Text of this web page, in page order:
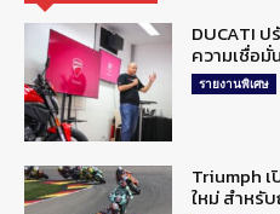
DUCATI
ความเชื่อ
รายงานพิเศษ
Triumph
ใหม่ สำหรั